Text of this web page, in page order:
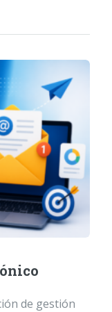
de gestión